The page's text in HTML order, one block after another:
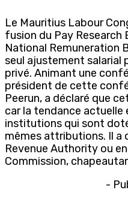
Le Mauritius Labour
fusion du Pay Research
National Remuneration
seul ajustement salarial
privé. Animant une
président de cette
Peerun, a déclaré que
car la tendance actuelle
institutions qui sont
mêmes attributions. Il a
Revenue Authority ou
Commission,
-